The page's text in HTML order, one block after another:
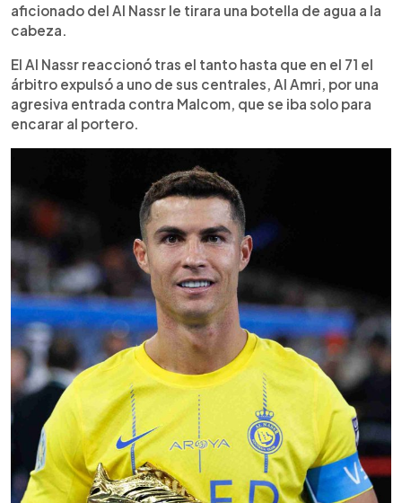
aficionado del Al Nassr le tirara una botella de agua a la
cabeza.
El Al Nassr reaccionó tras el tanto hasta que en el 71 el
árbitro expulsó a uno de sus centrales, Al Amri, por una
agresiva entrada contra Malcom, que se iba solo para
encarar al portero.